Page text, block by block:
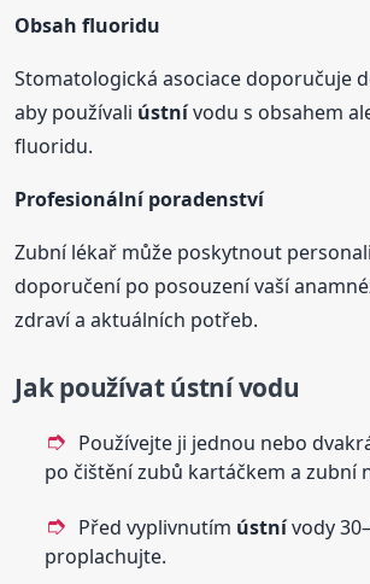
Obsah fluoridu
Stomatologická asociace doporučuje
aby používali ústnívodu s obsahem
fluoridu.
Profesionální poradenství
Zubní lékař může poskytnout
doporučení po posouzení vaší
zdraví a aktuálních potřeb.
Jak používatústnívodu
Používejte ji jednou nebo
po čištění zubů kartáčkem a zubní
Před vyplivnutím ústnívody
proplachujte.